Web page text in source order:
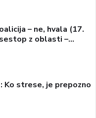
– ne, hvala (17.
z oblasti –
Gramsci na delu:
izvotlitev
Ko strese, je prepozno